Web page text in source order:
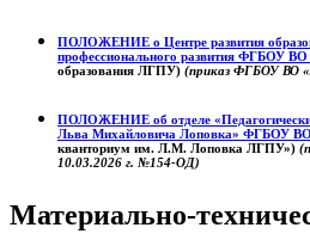
ПОЛОЖЕНИЕ о Центре развития
профессионального развития ФГБОУ
образования ЛГПУ) (приказ ФГБОУ ВО
ПОЛОЖЕНИЕ об отделе
Льва Михайловича Лоповка» ФГБОУ
кванториум им. Л.М. Лоповка ЛГПУ»)
10.03.2026 г. №154-ОД)
Материально-